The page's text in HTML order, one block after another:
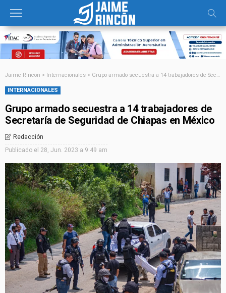
Jaime Rincon > Internacionales > Grupo armado secuestra a 14 trabajadores de Secretaría de Seguridad de Chiapas en México
INTERNACIONALES
Grupo armado secuestra a 14 trabajadores de
Secretaría de Seguridad de Chiapas en México
Redacción
Publicado el 28, Jun. 2023 a 9:49 am